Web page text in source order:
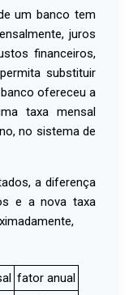
um banco tem
juros
financeiros,
substituir
ofereceu a
taxa mensal
no sistema de
a diferença
e a nova taxa
fator anual